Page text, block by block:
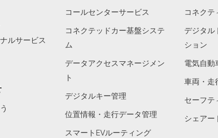
ルサービス
コールセンターサービス
コネクテッドカー基盤システ
ム
データアクセスマネージメン
ト
デジタルキー管理
位置情報・走行データ管理
スマートEVルーティング
コネクテ
デジタル
ション
電気自動
車両・走
セーフテ
シェアー